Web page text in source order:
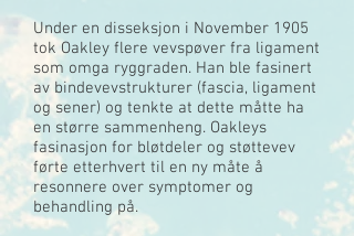
Under en disseksjon i November 1905
tok Oakley flere vevspøver fra ligament
som omga ryggraden. Han ble fasinert
av bindevevstrukturer (fascia, ligament
og sener) og tenkte at dette måtte ha
en større sammenheng. Oakleys
fasinasjon for bløtdeler og støttevev
førte etterhvert til en ny måte å
resonnere over symptomer og
behandling på.